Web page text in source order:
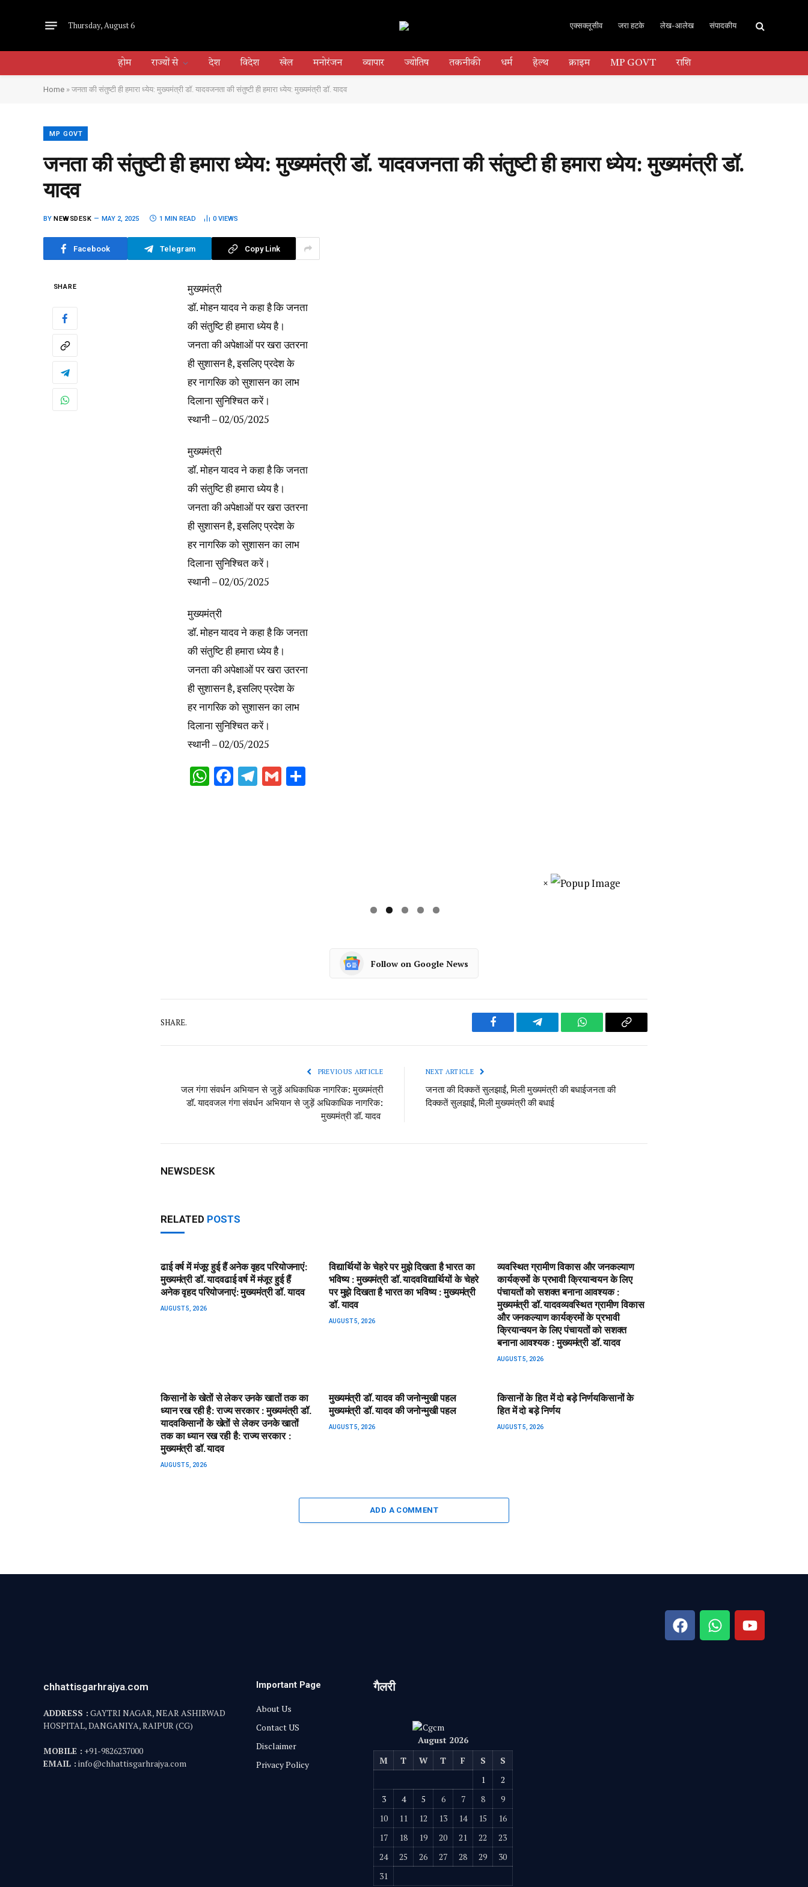
Thursday, August 6 एक्सक्लूसीव जरा हटके लेख-आलेख संपादकीय
होम राज्यों से देश विदेश खेल मनोरंजन व्यापार ज्योतिष तकनीकी धर्म हेल्थ क्राइम MP GOVT राशि
Home » जनता की संतुष्टी ही हमारा ध्येय: मुख्यमंत्री डॉ. यादव​जनता की संतुष्टी ही हमारा ध्येय: मुख्यमंत्री डॉ. यादव
MP GOVT
जनता की संतुष्टी ही हमारा ध्येय: मुख्यमंत्री डॉ. यादव​जनता की संतुष्टी ही हमारा ध्येय: मुख्यमंत्री डॉ.
यादव
BY NEWSDESK MAY 2, 2025 1 MIN READ 0VIEWS
Facebook Telegram Copy Link
SHARE
मुख्यमंत्री
डॉ. मोहन यादव ने कहा है कि जनता
की संतुष्टि ही हमारा ध्येय है।
जनता की अपेक्षाओं पर खरा उतरना
ही सुशासन है, इसलिए प्रदेश के
हर नागरिक को सुशासन का लाभ
दिलाना सुनिश्चित करें।
स्थानी – 02/05/2025
मुख्यमंत्री
डॉ. मोहन यादव ने कहा है कि जनता
की संतुष्टि ही हमारा ध्येय है।
जनता की अपेक्षाओं पर खरा उतरना
ही सुशासन है, इसलिए प्रदेश के
हर नागरिक को सुशासन का लाभ
दिलाना सुनिश्चित करें।
स्थानी – 02/05/2025
मुख्यमंत्री
डॉ. मोहन यादव ने कहा है कि जनता
की संतुष्टि ही हमारा ध्येय है।
जनता की अपेक्षाओं पर खरा उतरना
ही सुशासन है, इसलिए प्रदेश के
हर नागरिक को सुशासन का लाभ
दिलाना सुनिश्चित करें।
स्थानी – 02/05/2025
WhatsApp
Facebook
Telegram
Gmail
×
Follow on Google News
SHARE.
Facebook Telegram WhatsAppCopy
PREVIOUS ARTICLE
जल गंगा संवर्धन अभियान से जुड़ें अधिकाधिक नागरिक: मुख्यमंत्री
डॉ. यादव​जल गंगा संवर्धन अभियान से जुड़ें अधिकाधिक नागरिक:
मुख्यमंत्री डॉ. यादव
NEXT ARTICLE
जनता की दिक्कतें सुलझाईं, मिली मुख्यमंत्री की बधाई​जनता की
दिक्कतें सुलझाईं, मिली मुख्यमंत्री की बधाई
NEWSDESK
RELATED POSTS
ढाई वर्ष में मंजूर हुई हैं अनेक वृहद परियोजनाएं:
मुख्यमंत्री डॉ. यादव​ढाई वर्ष में मंजूर हुई हैं
अनेक वृहद परियोजनाएं: मुख्यमंत्री डॉ. यादव
AUGUST 5, 2026
विद्यार्थियों के चेहरे पर मुझे दिखता है भारत का
भविष्य : मुख्यमंत्री डॉ. यादव​विद्यार्थियों के चेहरे
पर मुझे दिखता है भारत का भविष्य : मुख्यमंत्री
डॉ. यादव
AUGUST 5, 2026
व्यवस्थित ग्रामीण विकास और जनकल्याण
कार्यक्रमों के प्रभावी क्रियान्वयन के लिए
पंचायतों को सशक्त बनाना आवश्यक :
मुख्यमंत्री डॉ. यादव​व्यवस्थित ग्रामीण विकास
और जनकल्याण कार्यक्रमों के प्रभावी
क्रियान्वयन के लिए पंचायतों को सशक्त
बनाना आवश्यक : मुख्यमंत्री डॉ. यादव
AUGUST 5, 2026
किसानों के खेतों से लेकर उनके खातों तक का
ध्यान रख रही है: राज्य सरकार : मुख्यमंत्री डॉ.
यादव​किसानों के खेतों से लेकर उनके खातों
तक का ध्यान रख रही है: राज्य सरकार :
मुख्यमंत्री डॉ. यादव
AUGUST 5, 2026
मुख्यमंत्री डॉ. यादव की जनोन्मुखी पहल​
मुख्यमंत्री डॉ. यादव की जनोन्मुखी पहल
AUGUST 5, 2026
किसानों के हित में दो बड़े निर्णय​किसानों के
हित में दो बड़े निर्णय
AUGUST 5, 2026
ADD A COMMENT
chhattisgarhrajya.com
ADDRESS : GAYTRI NAGAR, NEAR ASHIRWAD
HOSPITAL, DANGANIYA, RAIPUR (CG)
MOBILE : +91-9826237000
EMAIL : info@chhattisgarhrajya.com
Important Page
About Us
Contact US
Disclaimer
Privacy Policy
गैलरी
August 2026
M
T W T F S
S
1
2
3
4 5 6 7 8
9
10
11 12 13 14 15
16
17
18 19 20 21 22
23
24
25 26 27 28 29
30
31